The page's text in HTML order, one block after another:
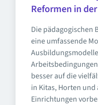
Reformen in
Die pädagogischen
eine umfassende
besser auf die
in Kitas, Horten
Einrichtungen